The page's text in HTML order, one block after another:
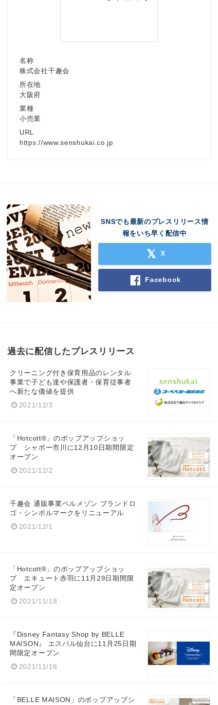
名称
株式会社千趣会
所在地
大阪府
業種
小売業
URL
https://www.senshukai.co.jp
SNSでも最新のプレスリリース情
報をいち早く配信中
X
Facebook
過去に配信したプレスリリース
クリーニング付き保育用品のレンタル
事業で子ども達や保護者・保育従事者
へ新たな価値を提供
2021/12/3
「Hotcott®」のポップアップショッ
プ シャポー市川に12月10日期間限定
オープン
2021/12/2
千趣会 通販事業ベルメゾン ブランドロ
ゴ・シンボルマークをリニューアル
2021/12/1
「Hotcott®」のポップアップショッ
プ エキュート赤羽に11月29日期間限
定オープン
2021/11/18
『Disney Fantasy Shop by BELLE
MAISON』 エスパル仙台に11月25日期
間限定オープン
2021/11/16
「BELLE MAISON」のポップアップシ